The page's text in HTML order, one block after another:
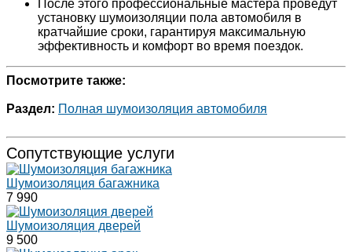
После этого профессиональные мастера проведут
установку шумоизоляции пола автомобиля в
кратчайшие сроки, гарантируя максимальную
эффективность и комфорт во время поездок.
Посмотрите также:
Раздел: Полная шумоизоляция автомобиля
Сопутствующие услуги
Шумоизоляция багажника
7 990
Шумоизоляция дверей
9 500